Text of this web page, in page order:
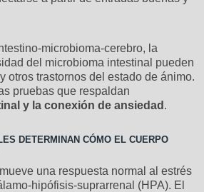
microbioma-cerebro, la
del microbioma intestinal pueden
otros trastornos del estado de ánimo.
pruebas que respaldan
y la conexión de ansiedad .
DETERMINAN CÓMO EL CUERPO
una respuesta normal al estrés
hipófisis-suprarrenal (HPA). El